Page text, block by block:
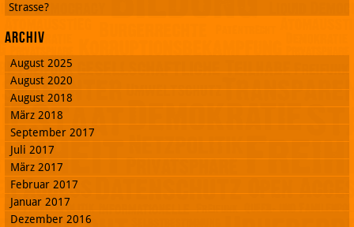
Strasse?
Archiv
August 2025
August 2020
August 2018
März 2018
September 2017
Juli 2017
März 2017
Februar 2017
Januar 2017
Dezember 2016